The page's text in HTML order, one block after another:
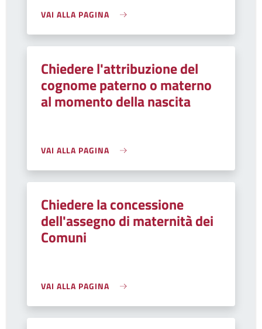
VAI ALLA PAGINA
Chiedere l'attribuzione del
cognome paterno o materno
al momento della nascita
VAI ALLA PAGINA
Chiedere la concessione
dell'assegno di maternità dei
Comuni
VAI ALLA PAGINA